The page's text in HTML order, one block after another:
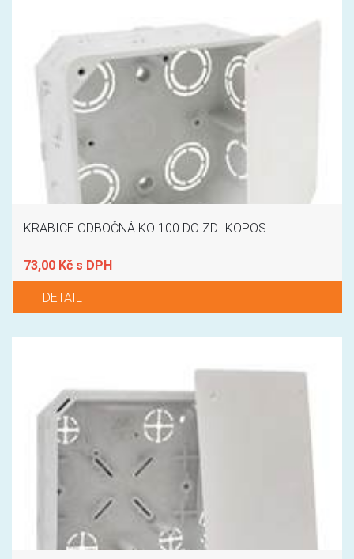
KRABICE ODBOČNÁ KO 100 DO ZDI KOPOS
73,00 Kč s DPH
DETAIL